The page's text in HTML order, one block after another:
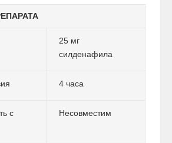
25 мг
силденафила
4 часа
с
Несовместим